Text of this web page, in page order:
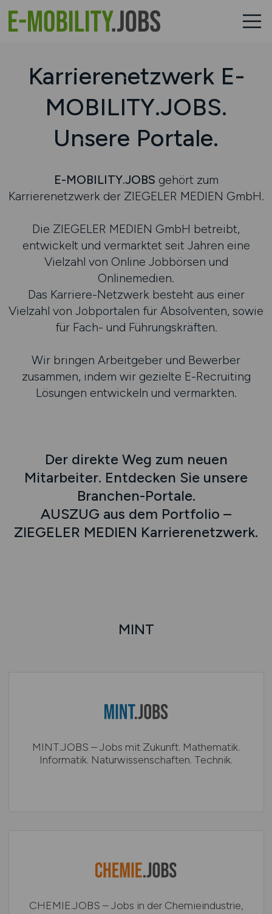
Karrierenetzwerk E-
MOBILITY.JOBS.
Unsere Portale.
E-MOBILITY.JOBS gehört zum
Karrierenetzwerk der ZIEGELER MEDIEN GmbH.
Die ZIEGELER MEDIEN GmbH betreibt,
entwickelt und vermarktet seit Jahren eine
Vielzahl von Online Jobbörsen und
Onlinemedien.
Das Karriere-Netzwerk besteht aus einer
Vielzahl von Jobportalen für Absolventen, sowie
für Fach- und Führungskräften.
Wir bringen Arbeitgeber und Bewerber
zusammen, indem wir gezielte E-Recruiting
Lösungen entwickeln und vermarkten.
Der direkte Weg zum neuen
Mitarbeiter. Entdecken Sie unsere
Branchen-Portale.
AUSZUG aus dem Portfolio –
ZIEGELER MEDIEN Karrierenetzwerk.
MINT
MINT.JOBS – Jobs mit Zukunft. Mathematik.
Informatik. Naturwissenschaften. Technik.
CHEMIE.JOBS – Jobs in der Chemieindustrie,